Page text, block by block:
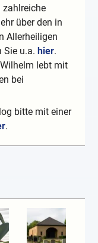
zahlreiche
über den in
Allerheiligen
Sie u.a.hier.
lebt mit
bei
bitte mit einer
.